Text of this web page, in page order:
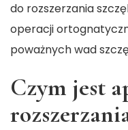
do rozszerzania
operacji
poważnych wad
Czym jest